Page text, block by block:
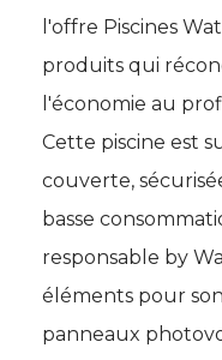
l'offre Piscines
produits qui
l'économie au
Cette piscine est
couverte,
basse
responsable by
éléments pour
panneaux